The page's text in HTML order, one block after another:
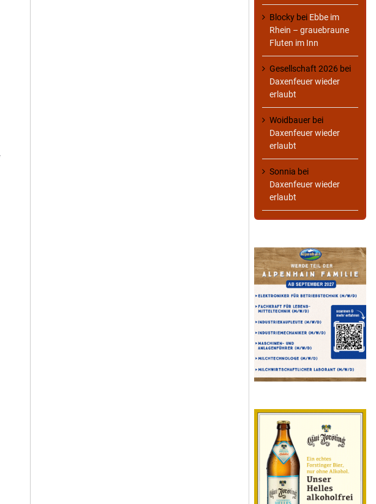
Blocky bei Ebbe im
Rhein – grauebraune
Fluten im Inn
Gesellschaft 2026 bei
Daxenfeuer wieder
erlaubt
Woidbauer bei
Daxenfeuer wieder
erlaubt
Sonnia bei
Daxenfeuer wieder
erlaubt